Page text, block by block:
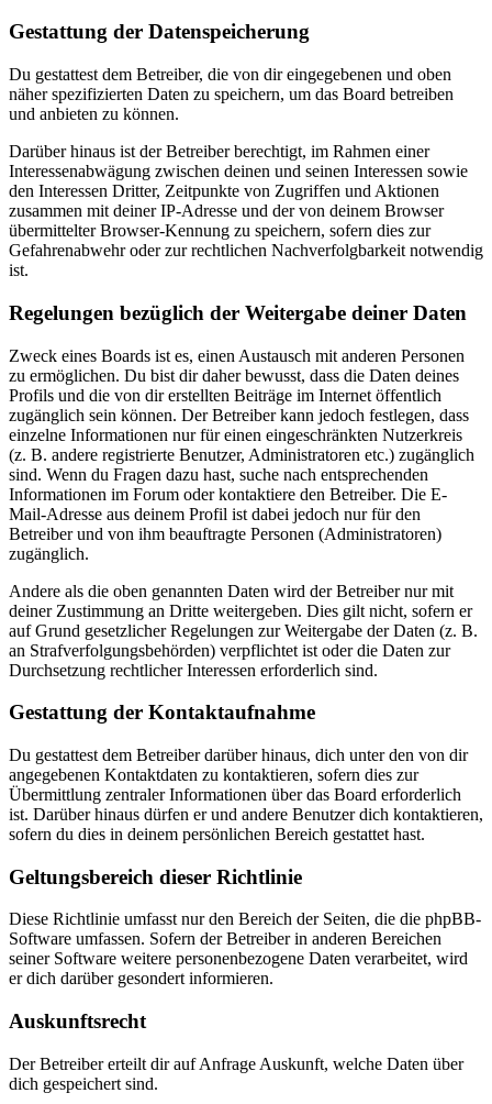
Gestattung der Datenspeicherung
Du gestattest dem Betreiber, die von dir eingegebenen und oben
näher spezifizierten Daten zu speichern, um das Board betreiben
und anbieten zu können.
Darüber hinaus ist der Betreiber berechtigt, im Rahmen einer
Interessenabwägung zwischen deinen und seinen Interessen sowie
den Interessen Dritter, Zeitpunkte von Zugriffen und Aktionen
zusammen mit deiner IP-Adresse und der von deinem Browser
übermittelter Browser-Kennung zu speichern, sofern dies zur
Gefahrenabwehr oder zur rechtlichen Nachverfolgbarkeit notwendig
ist.
Regelungen bezüglich der Weitergabe deiner Daten
Zweck eines Boards ist es, einen Austausch mit anderen Personen
zu ermöglichen. Du bist dir daher bewusst, dass die Daten deines
Profils und die von dir erstellten Beiträge im Internet öffentlich
zugänglich sein können. Der Betreiber kann jedoch festlegen, dass
einzelne Informationen nur für einen eingeschränkten Nutzerkreis
(z. B. andere registrierte Benutzer, Administratoren etc.) zugänglich
sind. Wenn du Fragen dazu hast, suche nach entsprechenden
Informationen im Forum oder kontaktiere den Betreiber. Die E-
Mail-Adresse aus deinem Profil ist dabei jedoch nur für den
Betreiber und von ihm beauftragte Personen (Administratoren)
zugänglich.
Andere als die oben genannten Daten wird der Betreiber nur mit
deiner Zustimmung an Dritte weitergeben. Dies gilt nicht, sofern er
auf Grund gesetzlicher Regelungen zur Weitergabe der Daten (z. B.
an Strafverfolgungsbehörden) verpflichtet ist oder die Daten zur
Durchsetzung rechtlicher Interessen erforderlich sind.
Gestattung der Kontaktaufnahme
Du gestattest dem Betreiber darüber hinaus, dich unter den von dir
angegebenen Kontaktdaten zu kontaktieren, sofern dies zur
Übermittlung zentraler Informationen über das Board erforderlich
ist. Darüber hinaus dürfen er und andere Benutzer dich kontaktieren,
sofern du dies in deinem persönlichen Bereich gestattet hast.
Geltungsbereich dieser Richtlinie
Diese Richtlinie umfasst nur den Bereich der Seiten, die die phpBB-
Software umfassen. Sofern der Betreiber in anderen Bereichen
seiner Software weitere personenbezogene Daten verarbeitet, wird
er dich darüber gesondert informieren.
Auskunftsrecht
Der Betreiber erteilt dir auf Anfrage Auskunft, welche Daten über
dich gespeichert sind.